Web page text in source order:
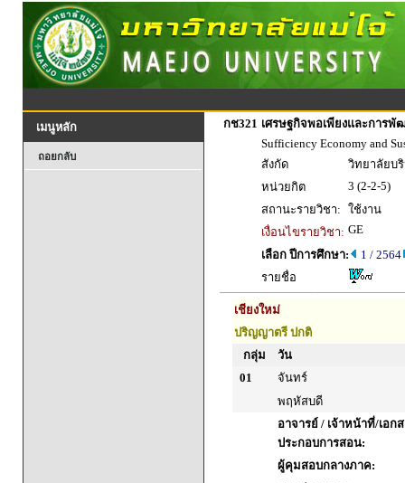
เมนูหลัก
ถอยกลับ
กช321 เศรษฐกิจพอเพียงและการพั
Sufficiency Economy and
สังกัด
วิทยาลัยบ
หน่วยกิต
3 (2-2-5)
สถานะรายวิชา: ใช้งาน
เงื่อนไขรายวิชา: GE
เลือก ปีการศึกษา:
1 / 2564
รายชื่อ
เชียงใหม่
ปริญญาตรี ปกติ
กลุ่ม
วัน
01
จันทร์
พฤหัสบดี
อาจารย์ / เจ้าหน้าที่/เอก
ประกอบการสอน:
ผู้คุมสอบกลางภาค: